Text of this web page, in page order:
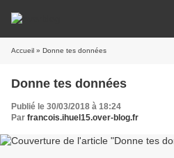
Accueil » Donne tes données
Donne tes données
Publié le 30/03/2018 à 18:24
Par francois.ihuel15.over-blog.fr